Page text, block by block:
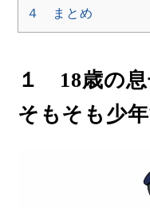
４ まとめ
１ 18歳の息
そもそも少